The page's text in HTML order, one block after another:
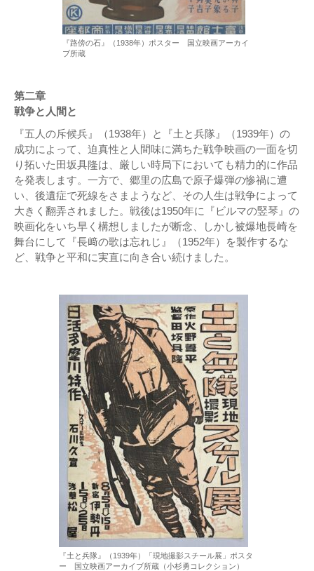
『路傍の石』（1938年）ポスター 国立映画アーカイ
ブ所蔵
第二章
戦争と人間と
『五人の斥候兵』（1938年）と『土と兵隊』（1939年）の
成功によって、迫真性と人間味に満ちた戦争映画の一面を切
り拓いた田坂具隆は、厳しい時局下においても精力的に作品
を発表します。一方で、郷里の広島で原子爆弾の惨禍に遭
い、後遺症で死線をさまようなど、その人生は戦争によって
大きく翻弄されました。戦後は1950年に『ビルマの竪琴』の
映画化をいち早く構想しましたが断念、しかし被爆地長崎を
舞台にして『長﨑の歌は忘れじ』（1952年）を製作するな
ど、戦争と平和に実直に向き合い続けました。
『土と兵隊』（1939年）「現地撮影スチール展」ポスタ
ー 国立映画アーカイブ所蔵（小杉勇コレクション）